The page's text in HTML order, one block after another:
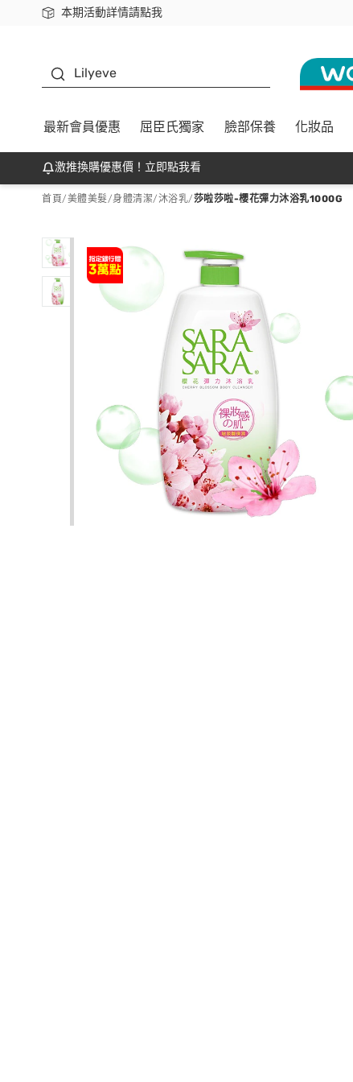
本期活動詳情請點我
下載app最高回饋$350
Lilyeve
最新會員優惠 屈臣氏獨家 臉部保養 化妝品
激推換購優惠價！立即點我看
首頁/美體美髮/身體清潔/沐浴乳/莎啦莎啦-櫻花彈力沐浴乳1000G